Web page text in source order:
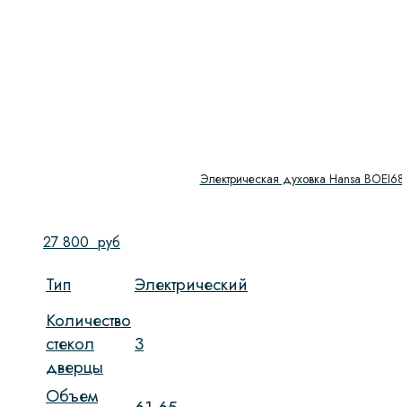
Электрическая духовка Hansa
27 800 руб
Тип
Электрический
Количество
стекол
дверцы
3
Объем